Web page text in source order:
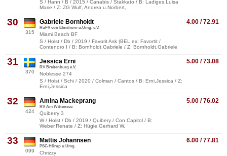
S / Hann / B / 2015 / Canabis / Stakkato / B: Ladiges,Luisa
Marie / Z: ZG Wulf, Andrea u.Norbert,
30
315
4.00 / 72.91
Gabriele Bornholdt
RuFV von Elmshorn u.Umg. e.V.
Miami Beach BF
S / Holst / Db / 2019 / Favorit Ask (BEL ex: Favortit /
Contendro I / B: Bornholdt,Gabriele / Z: Bornholdt,Gabriele
31
370
5.00 / 73.08
Jessica Erni
RV Breitenburg e.V.
Noblesse 274
S / Holst / Schi / 2020 / Colman / Cantos / B: Erni,Jessica / Z:
Erni,Jessica
32
424
5.00 / 76.02
Amina Mackeprang
RV Am Wittensee
Quiberry 3
W / Holst / Db / 2019 / Quibery / Con Capitol / B:
Weber,Renate / Z: Hügle,Gerhard W.
33
099
6.00 / 77.81
Mattis Johannsen
PSG Hörup u.Umg.
Chrizzy